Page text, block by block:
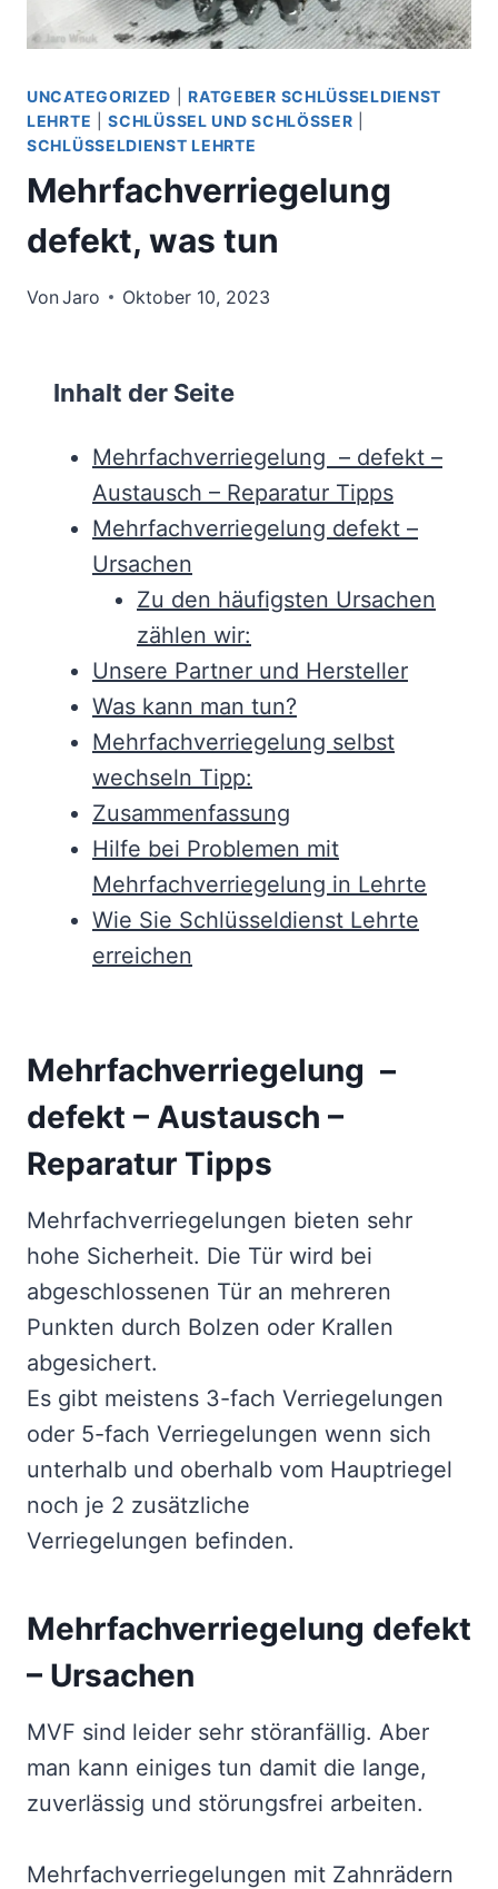
UNCATEGORIZED |RATGEBER SCHLÜSSELDIENST
LEHRTE |SCHLÜSSEL UND SCHLÖSSER
SCHLÜSSELDIENST LEHRTE
Mehrfachverriegelung
defekt, was tun
VonJaro Oktober 10, 2023
Inhalt der Seite
Mehrfachverriegelung – defekt –
Austausch – Reparatur Tipps
Mehrfachverriegelung defekt –
Ursachen
Zu den häufigsten Ursachen
zählen wir:
Unsere Partner und Hersteller
Was kann man tun?
Mehrfachverriegelung selbst
wechseln Tipp:
Zusammenfassung
Hilfe bei Problemen mit
Mehrfachverriegelung in Lehrte
Wie Sie Schlüsseldienst Lehrte
erreichen
Mehrfachverriegelung –
defekt – Austausch –
Reparatur Tipps
Mehrfachverriegelungen bieten sehr
hohe Sicherheit. Die Tür wird bei
abgeschlossenen Tür an mehreren
Punkten durch Bolzen oder Krallen
abgesichert.
Es gibt meistens 3-fach Verriegelungen
oder 5-fach Verriegelungen wenn sich
unterhalb und oberhalb vom Hauptriegel
noch je 2 zusätzliche
Verriegelungen befinden.
Mehrfachverriegelung defekt
– Ursachen
MVF sind leider sehr störanfällig. Aber
man kann einiges tun damit die lange,
zuverlässig und störungsfrei arbeiten.
Mehrfachverriegelungen mit Zahnrädern